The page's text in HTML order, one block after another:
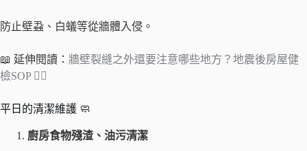
防止壁蝨、白蟻等從牆體入侵。
📖 延伸閱讀： 牆壁裂縫之外還要注意哪些地方？地震後房屋健
檢SOP 🧑‍⚕️
平日的清潔維護 🧼
廚房食物殘渣、油污清潔